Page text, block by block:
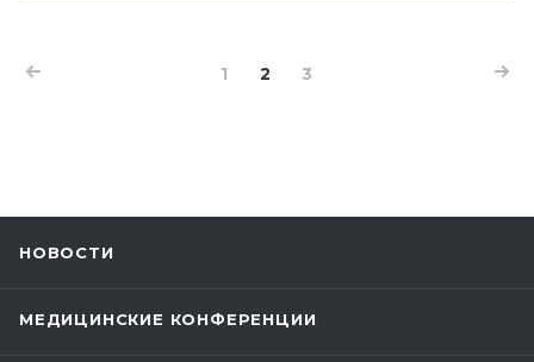
1 2 3
НОВОСТИ
МЕДИЦИНСКИЕ КОНФЕРЕНЦИИ